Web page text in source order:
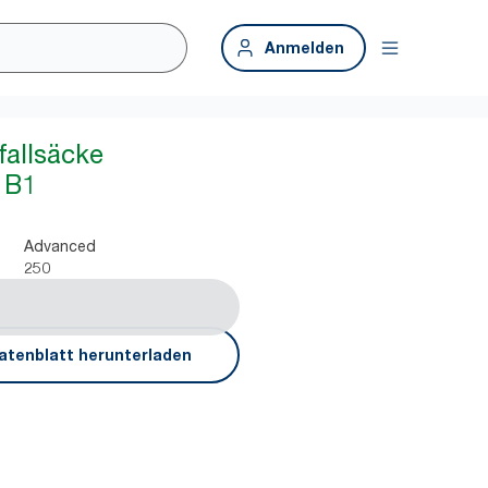
Anmelden
Advanced
250
herunterladen